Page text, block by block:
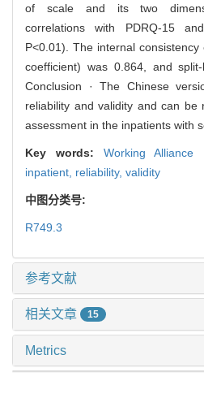
of scale and its two
correlations with PDRQ-15
P<0.01). The internal
coefficient) was 0.864, and
Conclusion · The Chinese
reliability and validity and can be
assessment in the inpatients with
Key words: Working
inpatient, reliability, validity
中图分类号:
R749.3
参考文献
相关文章 15
Metrics